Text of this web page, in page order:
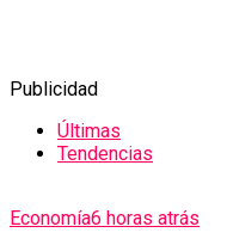
Publicidad
Últimas
Tendencias
Economía6 horas atrás